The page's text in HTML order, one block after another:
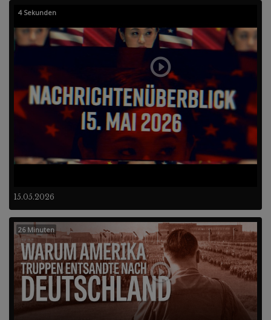
15.05.2026
4 Sekunden
26 Minuten